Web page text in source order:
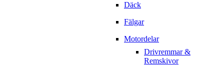
Däck
Fälgar
Motordelar
Drivremmar &
Remskivor